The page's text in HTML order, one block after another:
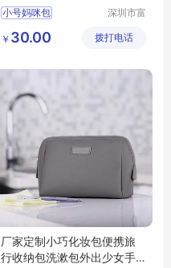
包
小号妈咪包
深圳市富
限公司
￥ 30.00 拨打电话
厂家定制小巧化妆包便携旅
行收纳包洗漱包外出少女手